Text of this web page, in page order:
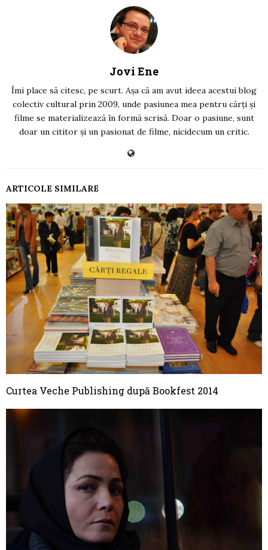
Jovi Ene
Îmi place să citesc, pe scurt. Așa că am avut ideea acestui blog
colectiv cultural prin 2009, unde pasiunea mea pentru cărți și
filme se materializează în formă scrisă. Doar o pasiune, sunt
doar un cititor și un pasionat de filme, nicidecum un critic.
ARTICOLE SIMILARE
Curtea Veche Publishing după Bookfest 2014